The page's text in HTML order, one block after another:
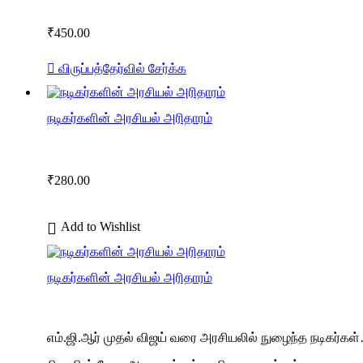
₹450.00
விருப்பத்தேர்வில் சேர்க்க
நடிகர்களின் அரசியல் அரிதாரம்
₹280.00
Add to Wishlist
நடிகர்களின் அரசியல் அரிதாரம்
எம்.ஜி.ஆர் முதல் விஜய் வரை அரசியலில் நுழைந்த